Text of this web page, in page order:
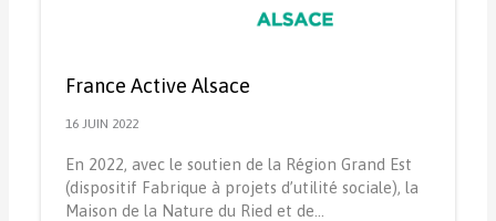
France Active Alsace
16 JUIN 2022
En 2022, avec le soutien de la Région Grand Est
(dispositif Fabrique à projets d’utilité sociale), la
Maison de la Nature du Ried et de…